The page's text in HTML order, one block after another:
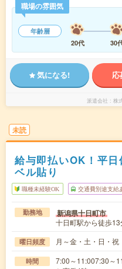
職場の雰囲気
年齢層
20代
30
気になる! 応
派遣会社 株
未読
給与即払いOK！平
ベル貼り
職種未経験OK 交通費別途支給
勤務地 新潟県十日町市
十日町駅から徒歩13
曜日頻度 月～金・土・日・祝
時間
7:00～11:007:30～